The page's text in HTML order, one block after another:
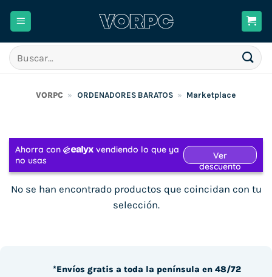
Buscar
por:
VORPC » ORDENADORES BARATOS » Marketplace
No se han encontrado productos que coincidan con tu
selección.
*Envíos gratis a toda la península en 48/72